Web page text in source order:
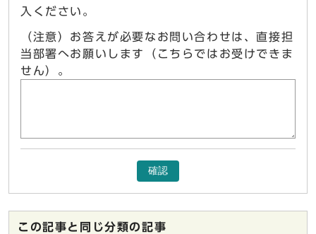
入ください。
（注意）お答えが必要なお問い合わせは、直接担
当部署へお願いします（こちらではお受けできま
せん）。
確認
この記事と同じ分類の記事